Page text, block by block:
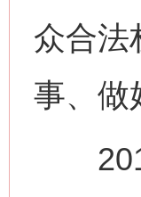
众合法
事、做
2018